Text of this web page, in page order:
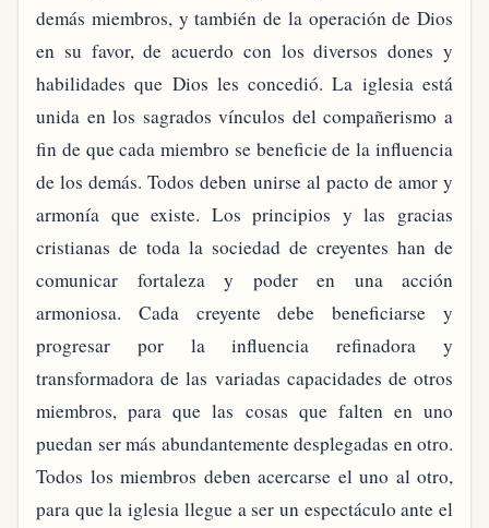
demás miembros, y también de la operación de Dios
en su favor, de acuerdo con los diversos dones y
habilidades que Dios les concedió. La iglesia está
unida en los sagrados vínculos del compañerismo a
fin de que cada miembro se beneficie de la influencia
de los demás. Todos deben unirse al pacto de amor y
armonía que existe. Los principios y las gracias
cristianas de toda la sociedad de creyentes han de
comunicar fortaleza y poder en una acción
armoniosa. Cada creyente debe beneficiarse y
progresar por la influencia refinadora y
transformadora de las variadas capacidades de otros
miembros, para que las cosas que falten en uno
puedan ser más abundantemente desplegadas en otro.
Todos los miembros deben acercarse el uno al otro,
para que la iglesia llegue a ser un espectáculo ante el